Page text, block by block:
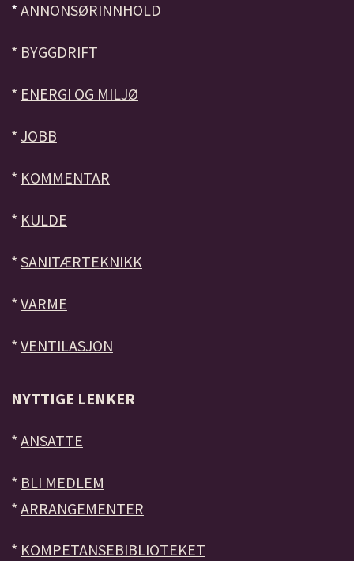
* ANNONSØRINNHOLD
* BYGGDRIFT
* ENERGI OG MILJØ
* JOBB
* KOMMENTAR
* KULDE
* SANITÆRTEKNIKK
* VARME
* VENTILASJON
NYTTIGE LENKER
* ANSATTE
* BLI MEDLEM
* ARRANGEMENTER
* KOMPETANSEBIBLIOTEKET